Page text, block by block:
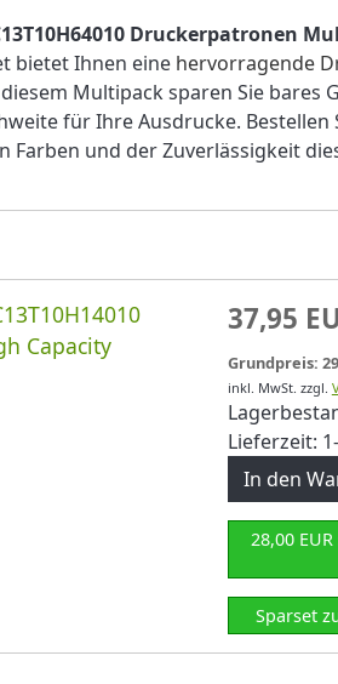
Druckerpatronen
bietet Ihnen eine hervorragende
Multipack sparen Sie bares
für Ihre Ausdrucke. Bestellen
Farben und der Zuverlässigkeit
Capacity
37,95
Grundpreis:
inkl. MwSt. zzgl.
Lieferzeit:
In den
28,00
Sparset